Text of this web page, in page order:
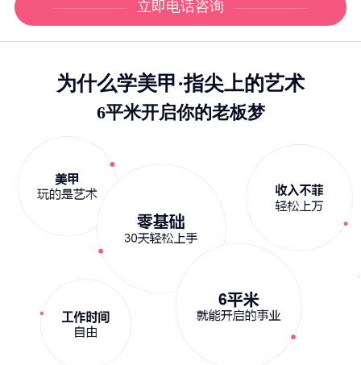
立即电话咨询
为什么学美甲·指尖上的艺术
6平米开启你的老板梦